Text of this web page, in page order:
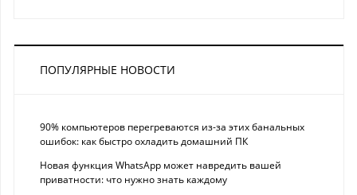
ПОПУЛЯРНЫЕ НОВОСТИ
90% компьютеров перегреваются из-за этих банальных
ошибок: как быстро охладить домашний ПК
Новая функция WhatsApp может навредить вашей
приватности: что нужно знать каждому